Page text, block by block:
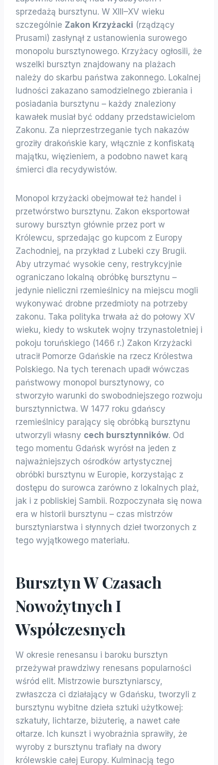
sprzedażą bursztynu. W XIII–XV wieku
szczególnie Zakon Krzyżacki (rządzący
Prusami) zasłynął z ustanowienia surowego
monopolu bursztynowego. Krzyżacy ogłosili, że
wszelki bursztyn znajdowany na plażach
należy do skarbu państwa zakonnego. Lokalnej
ludności zakazano samodzielnego zbierania i
posiadania bursztynu – każdy znaleziony
kawałek musiał być oddany przedstawicielom
Zakonu. Za nieprzestrzeganie tych nakazów
groziły drakońskie kary, włącznie z konfiskatą
majątku, więzieniem, a podobno nawet karą
śmierci dla recydywistów.
Monopol krzyżacki obejmował też handel i
przetwórstwo bursztynu. Zakon eksportował
surowy bursztyn głównie przez port w
Królewcu, sprzedając go kupcom z Europy
Zachodniej, na przykład z Lubeki czy Brugii.
Aby utrzymać wysokie ceny, restrykcyjnie
ograniczano lokalną obróbkę bursztynu –
jedynie nieliczni rzemieślnicy na miejscu mogli
wykonywać drobne przedmioty na potrzeby
zakonu. Taka polityka trwała aż do połowy XV
wieku, kiedy to wskutek wojny trzynastoletniej i
pokoju toruńskiego (1466 r.) Zakon Krzyżacki
utracił Pomorze Gdańskie na rzecz Królestwa
Polskiego. Na tych terenach upadł wówczas
państwowy monopol bursztynowy, co
stworzyło warunki do swobodniejszego rozwoju
bursztynnictwa. W 1477 roku gdańscy
rzemieślnicy parający się obróbką bursztynu
utworzyli własny cech bursztynników. Od
tego momentu Gdańsk wyrósł na jeden z
najważniejszych ośrodków artystycznej
obróbki bursztynu w Europie, korzystając z
dostępu do surowca zarówno z lokalnych plaż,
jak i z pobliskiej Sambii. Rozpoczynała się nowa
era w historii bursztynu – czas mistrzów
bursztyniarstwa i słynnych dzieł tworzonych z
tego wyjątkowego materiału.
Bursztyn W Czasach
Nowożytnych I
Współczesnych
W okresie renesansu i baroku bursztyn
przeżywał prawdziwy renesans popularności
wśród elit. Mistrzowie bursztyniarscy,
zwłaszcza ci działający w Gdańsku, tworzyli z
bursztynu wybitne dzieła sztuki użytkowej:
szkatuły, lichtarze, biżuterię, a nawet całe
ołtarze. Ich kunszt i wyobraźnia sprawiły, że
wyroby z bursztynu trafiały na dwory
królewskie całej Europy. Kulminacją tego